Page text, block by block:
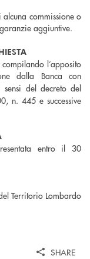
commissione o
aggiuntive.
l’apposito
dalla Banca con
del decreto del
n. 445 e successive
entro il 30
Lombardo
SHARE